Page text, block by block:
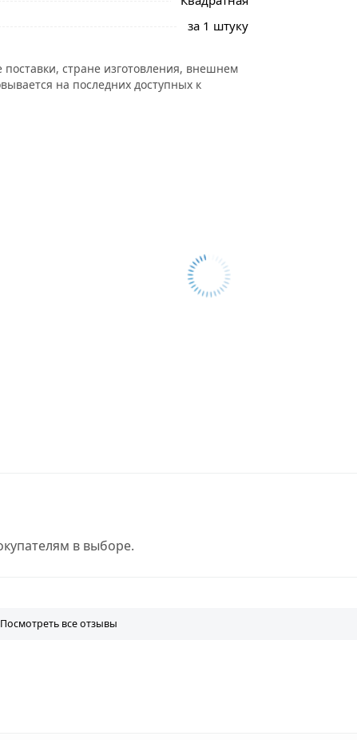
за 1 штуку
стране изготовления, внешнем
на последних доступных к
в выборе.
Посмотреть все отзывы